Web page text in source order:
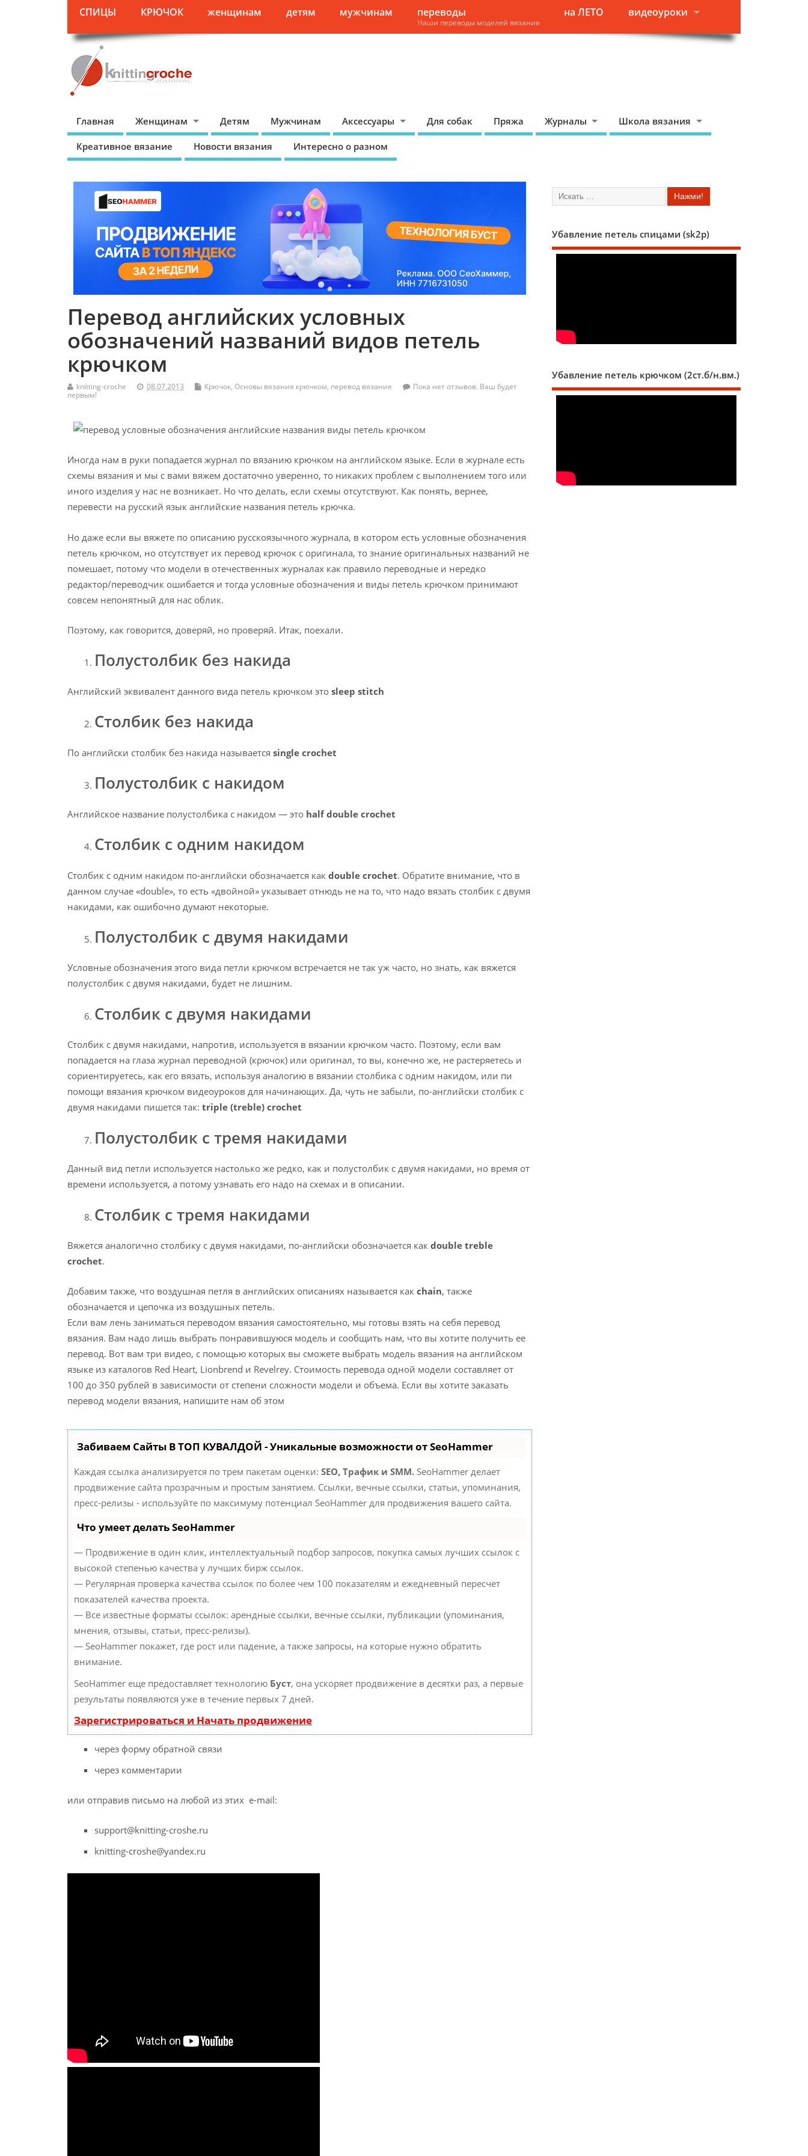
СПИЦЫ КРЮЧОК женщинам детям мужчинам переводы
Наши переводы моделей вязания
на ЛЕТО видеоуроки
Главная Женщинам Детям Мужчинам Аксессуары Для собак Пряжа Журналы Школа вязания
Креативное вязание Новости вязания Интересно о разном
Перевод английских условных
обозначений названий видов петель
крючком
knitting-croche 08.07.2013 Крючок, Основы вязания крючком, перевод вязание
Пока нет отзывов. Ваш будет
первым!
Иногда нам в руки попадается журнал по вязанию крючком на английском языке. Если в журнале есть
схемы вязания и мы с вами вяжем достаточно уверенно, то никаких проблем с выполнением того или
иного изделия у нас не возникает. Но что делать, если схемы отсутствуют. Как понять, вернее,
перевести на русский язык английские названия петель крючка.
Но даже если вы вяжете по описанию русскоязычного журнала, в котором есть условные обозначения
петель крючком, но отсутствует их перевод крючок с оригинала, то знание оригинальных названий не
помешает, потому что модели в отечественных журналах как правило переводные и нередко
редактор/переводчик ошибается и тогда условные обозначения и виды петель крючком принимают
совсем непонятный для нас облик.
Поэтому, как говорится, доверяй, но проверяй. Итак, поехали.
Полустолбик без накида
Английский эквивалент данного вида петель крючком это sleep stitch
Столбик без накида
По английски столбик без накида называется single crochet
Полустолбик с накидом
Английское название полустолбика с накидом — это half double crochet
Столбик с одним накидом
Столбик с одним накидом по-английски обозначается как double crochet. Обратите внимание, что в
данном случае «double», то есть «двойной» указывает отнюдь не на то, что надо вязать столбик с двумя
накидами, как ошибочно думают некоторые.
Полустолбик с двумя накидами
Условные обозначения этого вида петли крючком встречается не так уж часто, но знать, как вяжется
полустолбик с двумя накидами, будет не лишним.
Столбик с двумя накидами
Столбик с двумя накидами, напротив, используется в вязании крючком часто. Поэтому, если вам
попадается на глаза журнал переводной (крючок) или оригинал, то вы, конечно же, не растеряетесь и
сориентируетесь, как его вязать, используя аналогию в вязании столбика с одним накидом, или пи
помощи вязания крючком видеоуроков для начинающих. Да, чуть не забыли, по-английски столбик с
двумя накидами пишется так: triple (treble) crochet
Полустолбик с тремя накидами
Данный вид петли используется настолько же редко, как и полустолбик с двумя накидами, но время от
времени используется, а потому узнавать его надо на схемах и в описании.
Столбик с тремя накидами
Вяжется аналогично столбику с двумя накидами, по-английски обозначается как double treble
crochet.
Добавим также, что воздушная петля в английских описаниях называется как chain, также
обозначается и цепочка из воздушных петель.
Если вам лень заниматься переводом вязания самостоятельно, мы готовы взять на себя перевод
вязания. Вам надо лишь выбрать понравившуюся модель и сообщить нам, что вы хотите получить ее
перевод. Вот вам три видео, с помощью которых вы сможете выбрать модель вязания на английском
языке из каталогов Red Heart, Lionbrend и Revelrey. Стоимость перевода одной модели составляет от
100 до 350 рублей в зависимости от степени сложности модели и объема. Если вы хотите заказать
перевод модели вязания, напишите нам об этом
Забиваем Сайты В ТОП КУВАЛДОЙ - Уникальные возможности от SeoHammer
Каждая ссылка анализируется по трем пакетам оценки: SEO, Трафик и SMM. SeoHammer делает
продвижение сайта прозрачным и простым занятием. Ссылки, вечные ссылки, статьи, упоминания,
пресс-релизы - используйте по максимуму потенциал SeoHammer для продвижения вашего сайта.
Что умеет делать SeoHammer
— Продвижение в один клик, интеллектуальный подбор запросов, покупка самых лучших ссылок с
высокой степенью качества у лучших бирж ссылок.
— Регулярная проверка качества ссылок по более чем 100 показателям и ежедневный пересчет
показателей качества проекта.
— Все известные форматы ссылок: арендные ссылки, вечные ссылки, публикации (упоминания,
мнения, отзывы, статьи, пресс-релизы).
— SeoHammer покажет, где рост или падение, а также запросы, на которые нужно обратить
внимание.
SeoHammer еще предоставляет технологию Буст, она ускоряет продвижение в десятки раз, а первые
результаты появляются уже в течение первых 7 дней.
Зарегистрироваться и Начать продвижение
через форму обратной связи
через комментарии
или отправив письмо на любой из этих e-mail:
support@knitting-croshe.ru
knitting-croshe@yandex.ru
Убавление петель спицами (sk2p)
Убавление петель крючком (2ст.б/н.вм.)